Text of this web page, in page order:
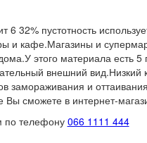
32% пустотность
и кафе.Магазины и
этого материала есть
внешний
замораживания и
сможете в интернет-
по телефону066 1111 444